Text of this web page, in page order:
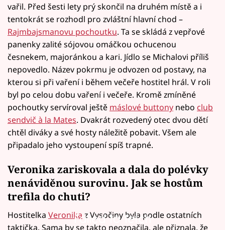
vařil. Před šesti lety prý skončil na druhém místě a i
tentokrát se rozhodl pro zvláštní hlavní chod –
Rajmbajsmanovu pochoutku. Ta se skládá z vepřové
panenky zalité sójovou omáčkou ochucenou
česnekem, majoránkou a kari. Jídlo se Michalovi příliš
nepovedlo. Název pokrmu je odvozen od postavy, na
kterou si při vaření i během večeře hostitel hrál. V roli
byl po celou dobu vaření i večeře. Kromě zmíněné
pochoutky servíroval ještě máslové buttony nebo club
sendvič à la Mates. Dvakrát rozvedený otec dvou dětí
chtěl diváky a své hosty náležitě pobavit. Všem ale
připadalo jeho vystoupení spíš trapné.
Veronika zariskovala a dala do polévky
nenáviděnou surovinu. Jak se hostům
trefila do chuti?
Failed to fetch
Hostitelka Veronika z Vysočiny byla podle ostatních
taktička. Sama by se takto neoznačila, ale přiznala, že